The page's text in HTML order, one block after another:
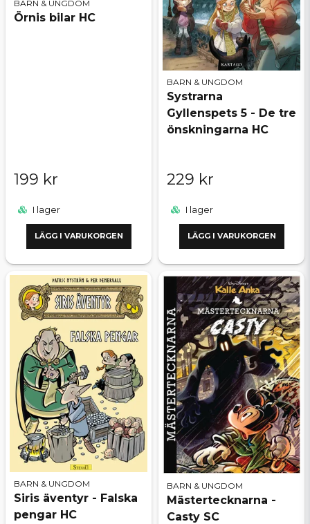
BARN & UNGDOM
Örnis bilar HC
199 kr
I lager
LÄGG I VARUKORGEN
BARN & UNGDOM
Systrarna
Gyllenspets 5 - De tre
önskningarna HC
229 kr
I lager
LÄGG I VARUKORGEN
BARN & UNGDOM
Siris äventyr - Falska
pengar HC
BARN & UNGDOM
Mästertecknarna -
Casty SC